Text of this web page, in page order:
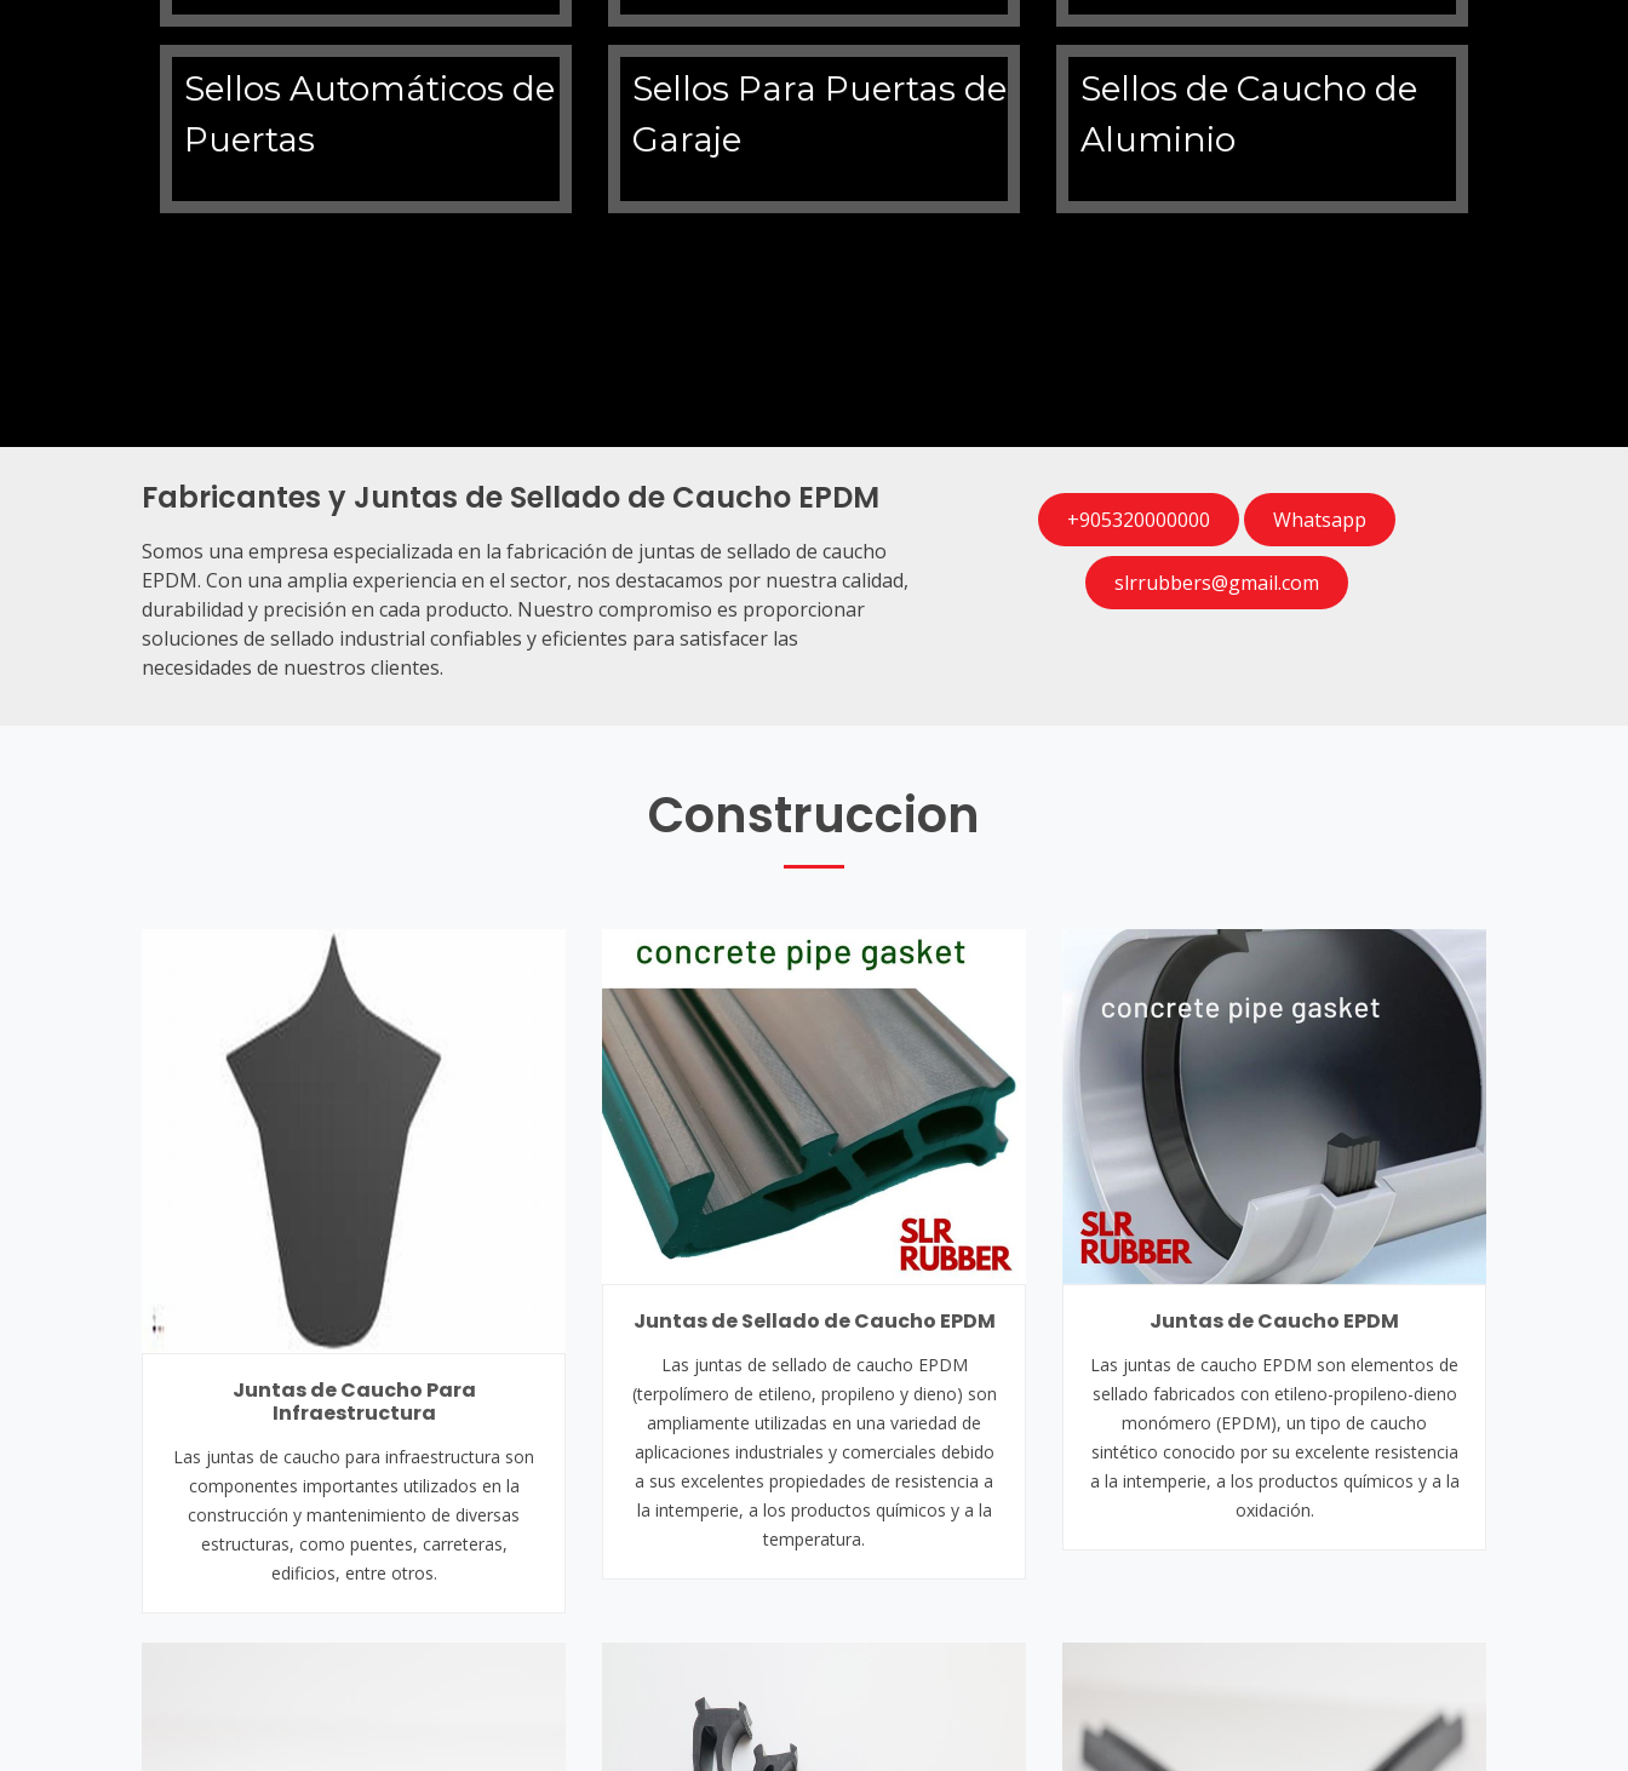
Fabricantes y Juntas de Sellado de Caucho EPDM
Somos una empresa especializada en la fabricación de juntas de sellado de caucho
EPDM. Con una amplia experiencia en el sector, nos destacamos por nuestra calidad,
durabilidad y precisión en cada producto. Nuestro compromiso es proporcionar
soluciones de sellado industrial confiables y eficientes para satisfacer las
necesidades de nuestros clientes.
+905320000000 Whatsapp
slrrubbers@gmail.com
Construccion
Juntas de Caucho Para
Infraestructura
Las juntas de caucho para infraestructura son
componentes importantes utilizados en la
construcción y mantenimiento de diversas
estructuras, como puentes, carreteras,
edificios, entre otros.
Juntas de Sellado de Caucho EPDM
Las juntas de sellado de caucho EPDM
(terpolímero de etileno, propileno y dieno) son
ampliamente utilizadas en una variedad de
aplicaciones industriales y comerciales debido
a sus excelentes propiedades de resistencia a
la intemperie, a los productos químicos y a la
temperatura.
Juntas de Caucho EPDM
Las juntas de caucho EPDM son elementos de
sellado fabricados con etileno-propileno-dieno
monómero (EPDM), un tipo de caucho
sintético conocido por su excelente resistencia
a la intemperie, a los productos químicos y a la
oxidación.